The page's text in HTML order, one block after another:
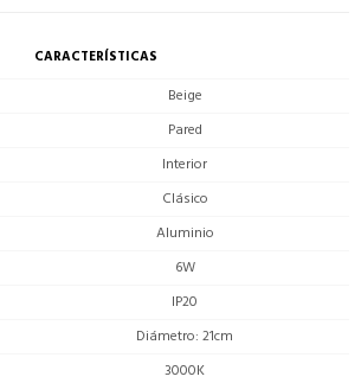
CARACTERÍSTICAS
Beige
Pared
Interior
Clásico
Aluminio
6W
IP20
Diámetro: 21cm
3000K